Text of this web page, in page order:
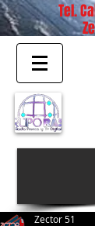
Tel.
Zector 51